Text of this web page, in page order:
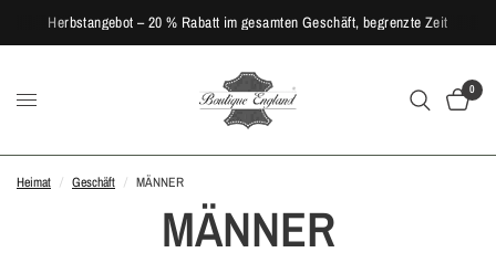
Herbstangebot – 20 % Rabatt im gesamten Geschäft, begrenzte Zeit
0
Heimat / Geschäft / MÄNNER
MÄNNER